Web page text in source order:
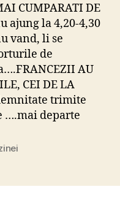
CUMPARATI DE
ajung la 4,20-4,30
vand, li se
de
AU
CEI DE LA
trimite
….mai departe